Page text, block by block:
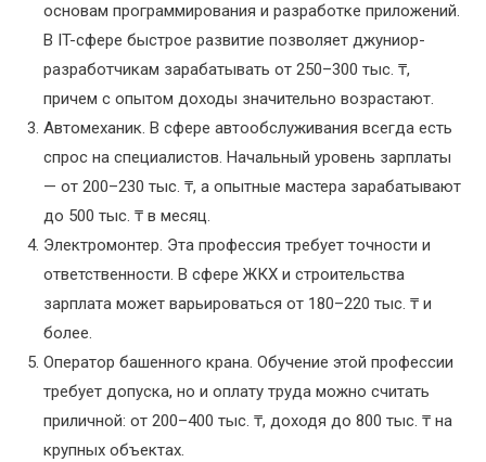
основам программирования и разработке приложений.
В IT-сфере быстрое развитие позволяет джуниор-
разработчикам зарабатывать от 250–300 тыс. ₸,
причем с опытом доходы значительно возрастают.
Автомеханик. В сфере автообслуживания всегда есть
спрос на специалистов. Начальный уровень зарплаты
— от 200–230 тыс. ₸, а опытные мастера зарабатывают
до 500 тыс. ₸ в месяц.
Электромонтер. Эта профессия требует точности и
ответственности. В сфере ЖКХ и строительства
зарплата может варьироваться от 180–220 тыс. ₸ и
более.
Оператор башенного крана. Обучение этой профессии
требует допуска, но и оплату труда можно считать
приличной: от 200–400 тыс. ₸, доходя до 800 тыс. ₸ на
крупных объектах.